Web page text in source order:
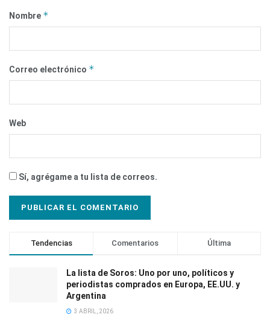
Nombre *
Correo electrónico *
Web
Sí, agrégame a tu lista de correos.
Tendencias Comentarios Última
La lista de Soros: Uno por uno, políticos y
periodistas comprados en Europa, EE.UU. y
Argentina
3 ABRIL, 2026